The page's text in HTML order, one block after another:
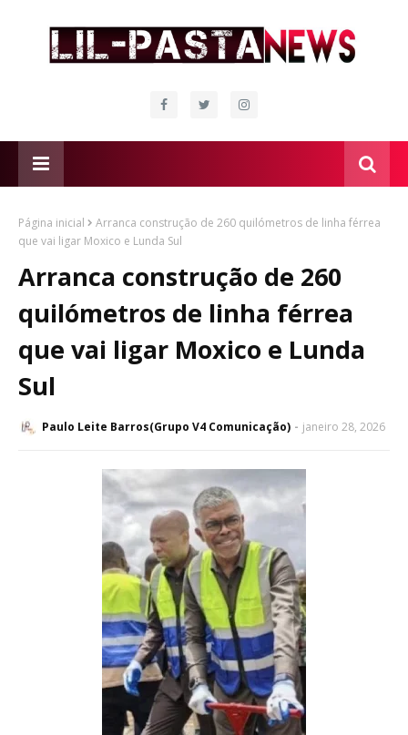
Página inicial
Arranca construção de 260 quilómetros de linha férrea
que vai ligar Moxico e Lunda Sul
Arranca construção de 260
quilómetros de linha férrea
que vai ligar Moxico e Lunda
Sul
Paulo Leite Barros(Grupo V4 Comunicação) janeiro 28, 2026